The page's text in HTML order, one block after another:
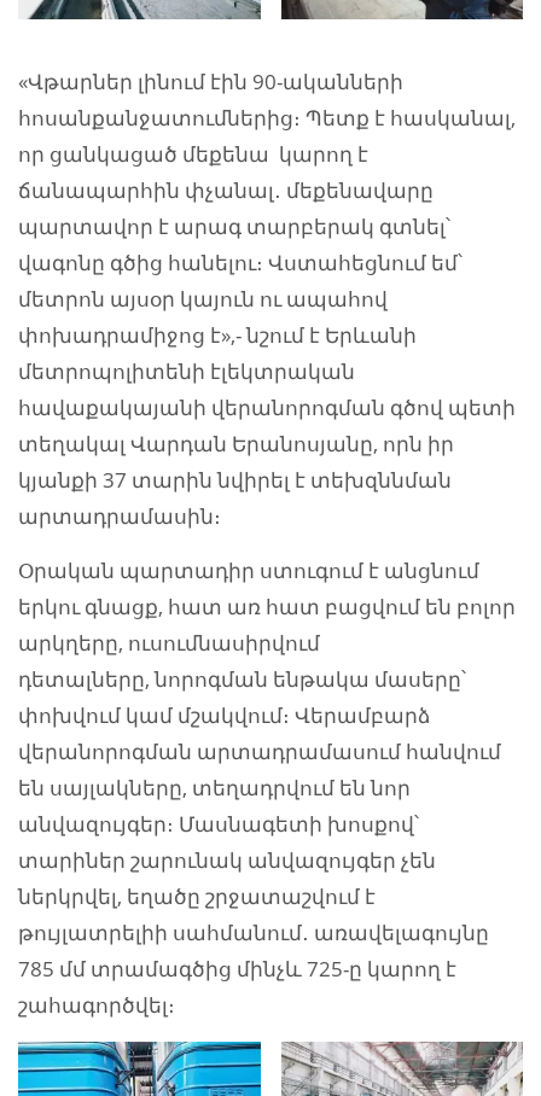
«Վթարներ լինում էին 90-ականների
հոսանքանջատումներից։ Պետք է հասկանալ,
որ ցանկացած մեքենա կարող է
ճանապարհին փչանալ․ մեքենավարը
պարտավոր է արագ տարբերակ գտնել՝
վագոնը գծից հանելու։ Վստահեցնում եմ՝
մետրոն այսօր կայուն ու ապահով
փոխադրամիջոց է»,- նշում է Երևանի
մետրոպոլիտենի էլեկտրական
հավաքակայանի վերանորոգման գծով պետի
տեղակալ Վարդան Երանոսյանը, որն իր
կյանքի 37 տարին նվիրել է տեխզննման
արտադրամասին։
Օրական պարտադիր ստուգում է անցնում
երկու գնացք, հատ առ հատ բացվում են բոլոր
արկղերը, ուսումնասիրվում
դետալները, նորոգման ենթակա մասերը՝
փոխվում կամ մշակվում։ Վերամբարձ
վերանորոգման արտադրամասում հանվում
են սայլակները, տեղադրվում են նոր
անվազույգեր։ Մասնագետի խոսքով՝
տարիներ շարունակ անվազույգեր չեն
ներկրվել, եղածը շրջատաշվում է
թույլատրելիի սահմանում․ առավելագույնը
785 մմ տրամագծից մինչև 725-ը կարող է
շահագործվել։